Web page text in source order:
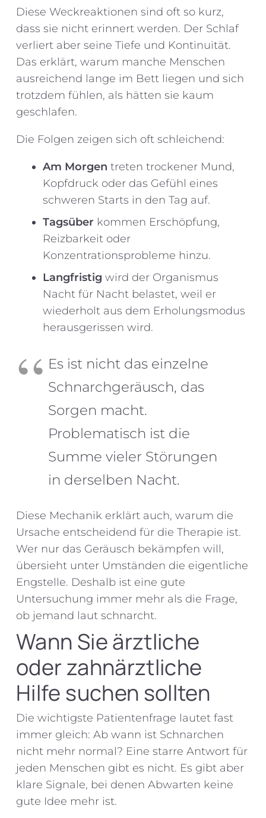
Diese Weckreaktionen sind oft so kurz,
dass sie nicht erinnert werden. Der Schlaf
verliert aber seine Tiefe und Kontinuität.
Das erklärt, warum manche Menschen
ausreichend lange im Bett liegen und sich
trotzdem fühlen, als hätten sie kaum
geschlafen.
Die Folgen zeigen sich oft schleichend:
Am Morgen treten trockener Mund,
Kopfdruck oder das Gefühl eines
schweren Starts in den Tag auf.
Tagsüber kommen Erschöpfung,
Reizbarkeit oder
Konzentrationsprobleme hinzu.
Langfristig wird der Organismus
Nacht für Nacht belastet, weil er
wiederholt aus dem Erholungsmodus
herausgerissen wird.
Es ist nicht das einzelne
Schnarchgeräusch, das
Sorgen macht.
Problematisch ist die
Summe vieler Störungen
in derselben Nacht.
Diese Mechanik erklärt auch, warum die
Ursache entscheidend für die Therapie ist.
Wer nur das Geräusch bekämpfen will,
übersieht unter Umständen die eigentliche
Engstelle. Deshalb ist eine gute
Untersuchung immer mehr als die Frage,
ob jemand laut schnarcht.
Wann Sie ärztliche
oder zahnärztliche
Hilfe suchen sollten
Die wichtigste Patientenfrage lautet fast
immer gleich: Ab wann ist Schnarchen
nicht mehr normal? Eine starre Antwort für
jeden Menschen gibt es nicht. Es gibt aber
klare Signale, bei denen Abwarten keine
gute Idee mehr ist.